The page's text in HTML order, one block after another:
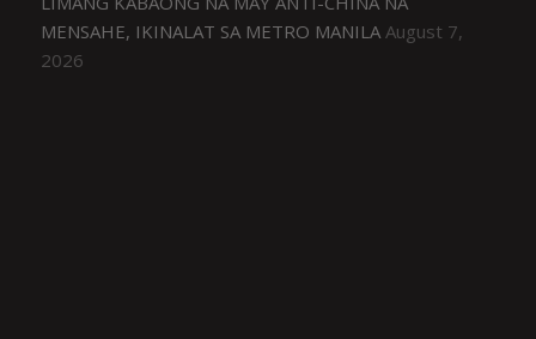
MENSAHE, IKINALAT SA METRO MANILA August 7,
2026